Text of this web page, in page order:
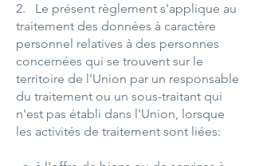
2. Le présent règlement s'applique au
traitement des données à caractère
personnel relatives à des personnes
concernées qui se trouvent sur le
territoire de l'Union par un responsable
du traitement ou un sous-traitant qui
n'est pas établi dans l'Union, lorsque
les activités de traitement sont liées: